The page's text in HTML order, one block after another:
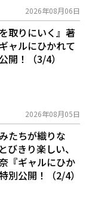
2026年08月06日
取りにいく』著
ャルにひかれて
開！（3/4）
2026年08月05日
たちが織りな
びきり楽しい、
『ギャルにひか
別公開！（2/4）